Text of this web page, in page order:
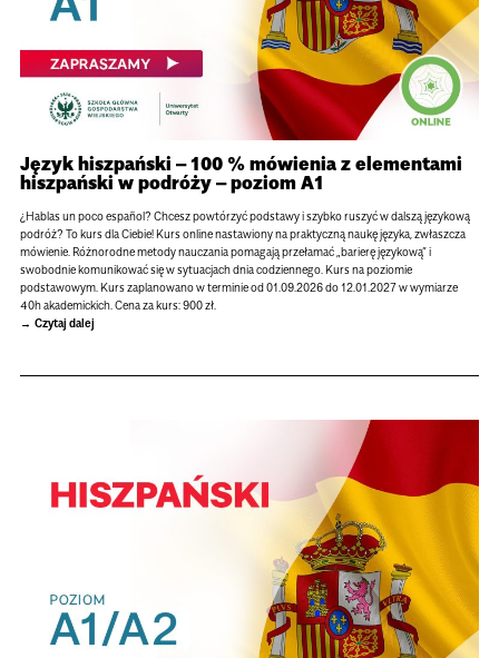
Język hiszpański – 100 % mówienia z elementami
hiszpański w podróży – poziom A1
¿Hablas un poco español? Chcesz powtórzyć podstawy i szybko ruszyć w dalszą językową
podróż? To kurs dla Ciebie! Kurs online nastawiony na praktyczną naukę języka, zwłaszcza
mówienie. Różnorodne metody nauczania pomagają przełamać „barierę językową” i
swobodnie komunikować się w sytuacjach dnia codziennego. Kurs na poziomie
podstawowym. Kurs zaplanowano w terminie od 01.09.2026 do 12.01.2027 w wymiarze
40h akademickich. Cena za kurs: 900 zł.
Czytaj dalej